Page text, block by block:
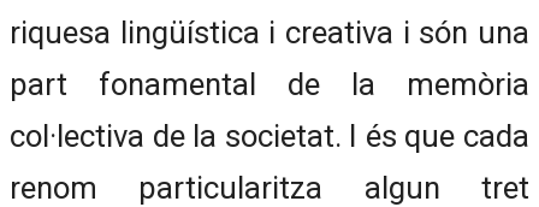
riquesa lingüística i creativa i són una
part fonamental de la memòria
col·lectiva de la societat. I és que cada
renom particularitza algun tret